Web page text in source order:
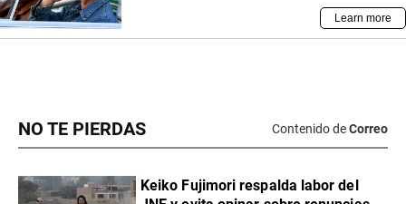
NO TE PIERDAS Contenido deCorreo
Keiko Fujimori respalda labor del